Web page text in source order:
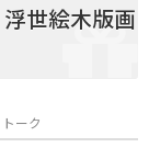
世絵木版画
トーク